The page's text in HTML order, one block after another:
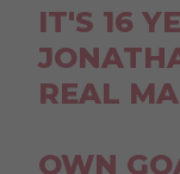
IT'S 16
REAL
OWN